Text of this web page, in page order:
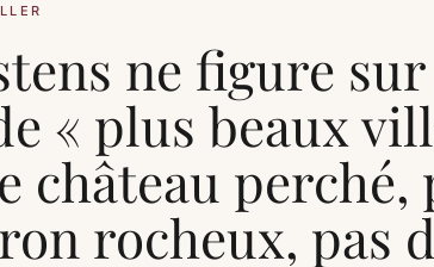
ne figure
« plus beaux
château perché,
rocheux, pas